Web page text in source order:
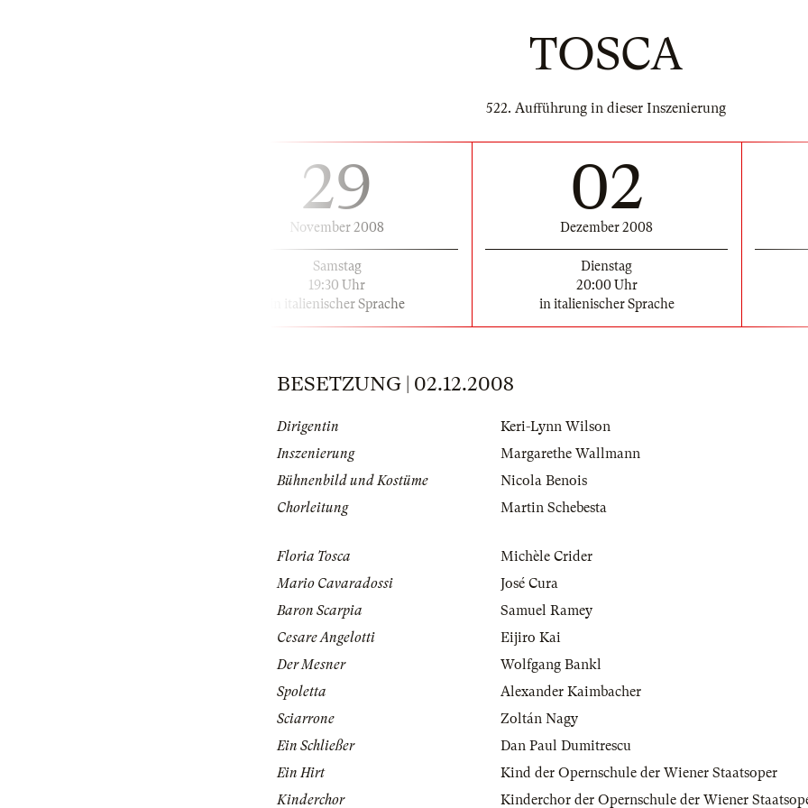
TOSCA
522. Aufführung in dieser Inszenierung
29
November 2008
Samstag
19:30 Uhr
in italienischer Sprache
02
Dezember 2008
Dienstag
20:00 Uhr
in italienischer Sprache
BESETZUNG | 02.12.2008
Dirigentin
Keri-Lynn Wilson
Inszenierung
Margarethe Wallmann
Bühnenbild und Kostüme
Nicola Benois
Chorleitung
Martin Schebesta
Floria Tosca
Michèle Crider
Mario Cavaradossi
José Cura
Baron Scarpia
Samuel Ramey
Cesare Angelotti
Eijiro Kai
Der Mesner
Wolfgang Bankl
Spoletta
Alexander Kaimbacher
Sciarrone
Zoltán Nagy
Ein Schließer
Dan Paul Dumitrescu
Ein Hirt
Kind der Opernschule der Wiener Staatsoper
Kinderchor
Kinderchor der Opernschule der Wiener